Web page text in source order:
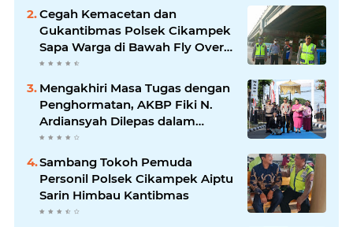
Cegah Kemacetan dan
Gukantibmas Polsek Cikampek
Sapa Warga di Bawah Fly Over
Cikampek
Mengakhiri Masa Tugas dengan
Penghormatan, AKBP Fiki N.
Ardiansyah Dilepas dalam
Upacara Farewell Parade oleh
Kapolresta Karawang Kombes
Pol Mario Prahatinto
Sambang Tokoh Pemuda
Personil Polsek Cikampek Aiptu
Sarin Himbau Kantibmas